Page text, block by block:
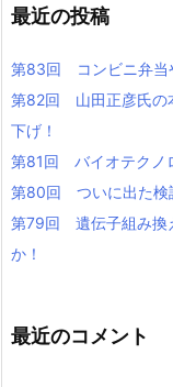
最近の投稿
第83回 コンビニ弁当
第82回 山田正彦氏の
下げ！
第81回 バイオテクノ
第80回 ついに出た検
第79回 遺伝子組み換
か！
最近のコメント